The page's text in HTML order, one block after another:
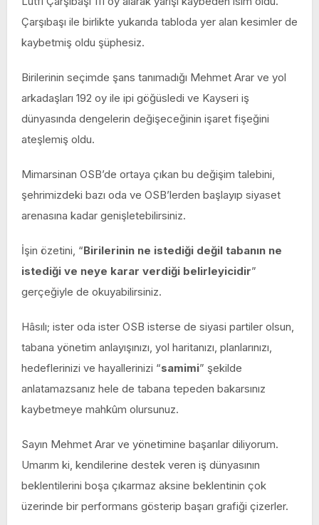
Çarşıbaşı ile birlikte yukarıda tabloda yer alan kesimler de
kaybetmiş oldu şüphesiz.
Birilerinin seçimde şans tanımadığı Mehmet Arar ve yol
arkadaşları 192 oy ile ipi göğüsledi ve Kayseri iş
dünyasında dengelerin değişeceğinin işaret fişeğini
ateşlemiş oldu.
Mimarsinan OSB’de ortaya çıkan bu değişim talebini,
şehrimizdeki bazı oda ve OSB’lerden başlayıp siyaset
arenasına kadar genişletebilirsiniz.
İşin özetini, “Birilerinin ne istediği değil tabanın ne
istediği ve neye karar verdiği belirleyicidir”
gerçeğiyle de okuyabilirsiniz.
Hâsılı; ister oda ister OSB isterse de siyasi partiler olsun,
tabana yönetim anlayışınızı, yol haritanızı, planlarınızı,
hedeflerinizi ve hayallerinizi “samimi” şekilde
anlatamazsanız hele de tabana tepeden bakarsınız
kaybetmeye mahkûm olursunuz.
Sayın Mehmet Arar ve yönetimine başarılar diliyorum.
Umarım ki, kendilerine destek veren iş dünyasının
beklentilerini boşa çıkarmaz aksine beklentinin çok
üzerinde bir performans gösterip başarı grafiği çizerler.